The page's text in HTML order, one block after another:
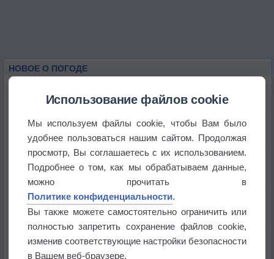
НОВОЕ О ПОГОДЕ
Приложение построит маршрут через тень
Атмосфера начала замерзать
В Приморье обнаружены морские волны тепла
бабочек
Использование файлов cookie
Мы используем файлы cookie, чтобы Вам было
удобнее пользоваться нашим сайтом. Продолжая
просмотр, Вы соглашаетесь с их использованием.
Подробнее о том, как мы обрабатываем данные,
можно прочитать в
Политике конфиденциальности.
Вы также можете самостоятельно ограничить или
полностью запретить сохранение файлов cookie,
изменив соответствующие настройки безопасности
в Вашем веб-браузере.